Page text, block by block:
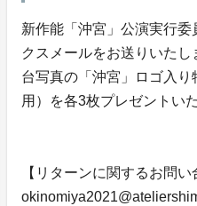
新作能「沖宮」公演実行
クスメールをお送りいた
台写真の「沖宮」ロゴ入
用）を各3枚プレゼントい
【リターンに関するお問い